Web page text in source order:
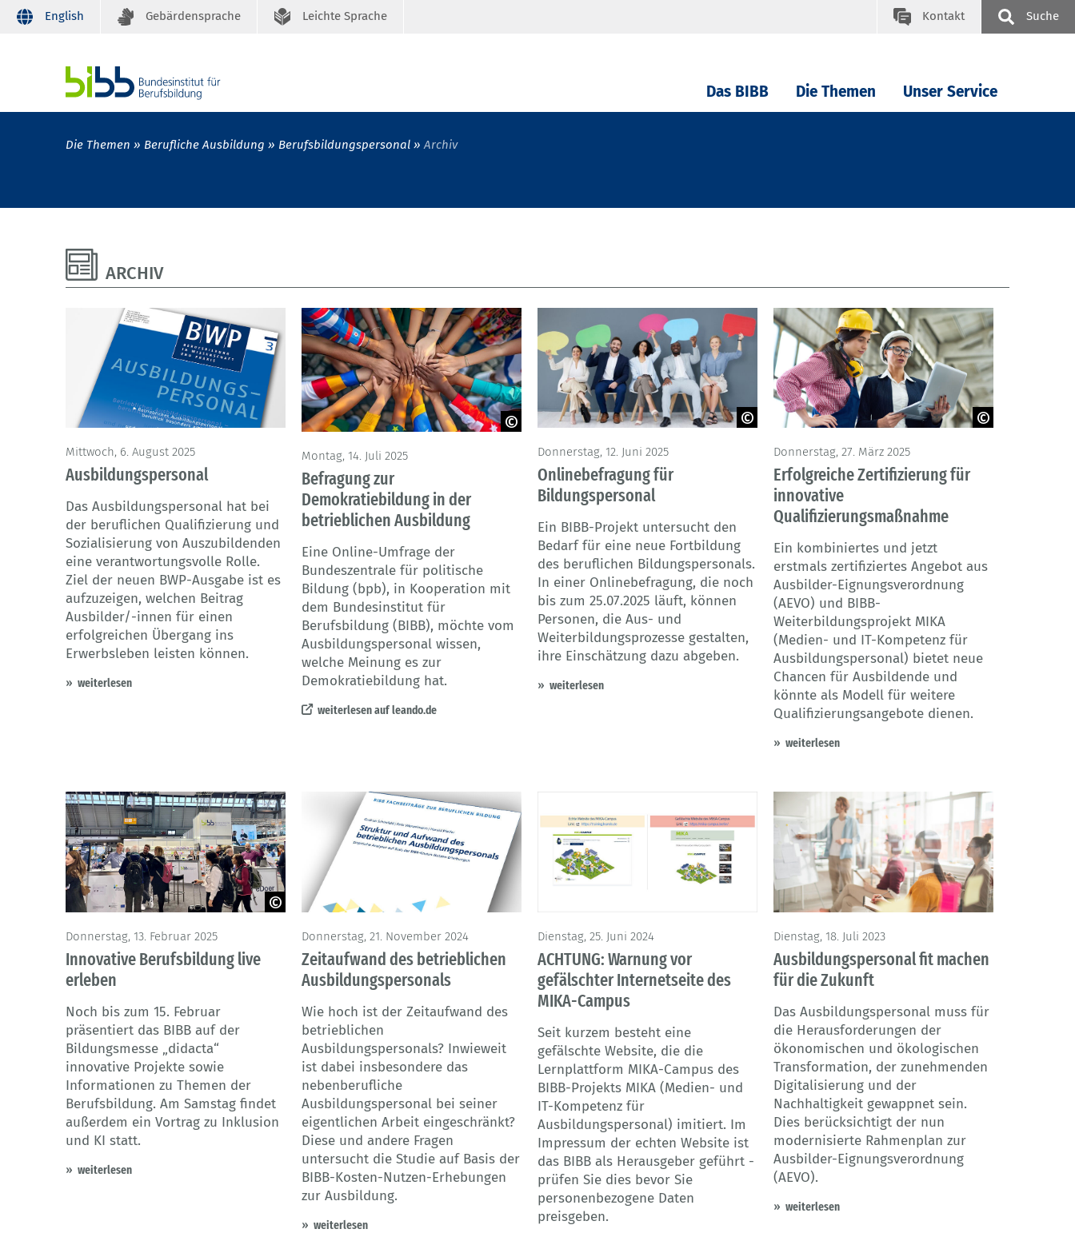
English Gebärdensprache Leichte Sprache Kontakt Suche
Das BIBB Die Themen Unser Service
Die Themen Berufliche Ausbildung Berufsbildungspersonal Archiv
ARCHIV
Mittwoch, 6. August 2025
Ausbildungspersonal
Das Ausbildungspersonal hat bei
der beruflichen Qualifizierung und
Sozialisierung von Auszubildenden
eine verantwortungsvolle Rolle.
Ziel der neuen BWP-Ausgabe ist es
aufzuzeigen, welchen Beitrag
Ausbilder/-innen für einen
erfolgreichen Übergang ins
Erwerbsleben leisten können.
weiterlesen
Montag, 14. Juli 2025
Befragung zur
Demokratiebildung in der
betrieblichen Ausbildung
Eine Online-Umfrage der
Bundeszentrale für politische
Bildung (bpb), in Kooperation mit
dem Bundesinstitut für
Berufsbildung (BIBB), möchte vom
Ausbildungspersonal wissen,
welche Meinung es zur
Demokratiebildung hat.
weiterlesen auf leando.de
Stock
Donnerstag, 12. Juni 2025
Onlinebefragung für
Bildungspersonal
Ein BIBB-Projekt untersucht den
Bedarf für eine neue Fortbildung
des beruflichen Bildungspersonals.
In einer Onlinebefragung, die noch
bis zum 25.07.2025 läuft, können
Personen, die Aus- und
Weiterbildungsprozesse gestalten,
ihre Einschätzung dazu abgeben.
weiterlesen
Donnerstag, 27. März 2025
Erfolgreiche Zertifizierung für
innovative
Qualifizierungsmaßnahme
Ein kombiniertes und jetzt
erstmals zertifiziertes Angebot aus
Ausbilder-Eignungsverordnung
(AEVO) und BIBB-
Weiterbildungsprojekt MIKA
(Medien- und IT-Kompetenz für
Ausbildungspersonal) bietet neue
Chancen für Ausbildende und
könnte als Modell für weitere
Qualifizierungsangebote dienen.
weiterlesen
Donnerstag, 13. Februar 2025
Innovative Berufsbildung live
erleben
Noch bis zum 15. Februar
präsentiert das BIBB auf der
Bildungsmesse „didacta“
innovative Projekte sowie
Informationen zu Themen der
Berufsbildung. Am Samstag findet
außerdem ein Vortrag zu Inklusion
und KI statt.
weiterlesen
Donnerstag, 21. November 2024
Zeitaufwand des betrieblichen
Ausbildungspersonals
Wie hoch ist der Zeitaufwand des
betrieblichen
Ausbildungspersonals? Inwieweit
ist dabei insbesondere das
nebenberufliche
Ausbildungspersonal bei seiner
eigentlichen Arbeit eingeschränkt?
Diese und andere Fragen
untersucht die Studie auf Basis der
BIBB-Kosten-Nutzen-Erhebungen
zur Ausbildung.
weiterlesen
Dienstag, 25. Juni 2024
ACHTUNG: Warnung vor
gefälschter Internetseite des
MIKA-Campus
Seit kurzem besteht eine
gefälschte Website, die die
Lernplattform MIKA-Campus des
BIBB-Projekts MIKA (Medien- und
IT-Kompetenz für
Ausbildungspersonal) imitiert. Im
Impressum der echten Website ist
das BIBB als Herausgeber geführt -
prüfen Sie dies bevor Sie
personenbezogene Daten
preisgeben.
Dienstag, 18. Juli 2023
Ausbildungspersonal fit machen
für die Zukunft
Das Ausbildungspersonal muss für
die Herausforderungen der
ökonomischen und ökologischen
Transformation, der zunehmenden
Digitalisierung und der
Nachhaltigkeit gewappnet sein.
Dies berücksichtigt der nun
modernisierte Rahmenplan zur
Ausbilder-Eignungsverordnung
(AEVO).
weiterlesen